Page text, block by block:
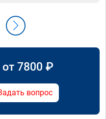
7800 ₽
вопрос